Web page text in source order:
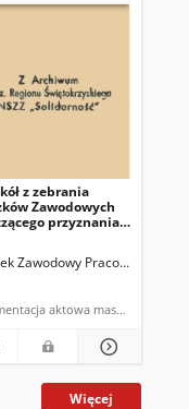
"Solidarność" w PGR
z zebrania
Zawodowych
przyznania
Zawodowy Pracowników
dokumentacja aktowa maszynopis
Więcej